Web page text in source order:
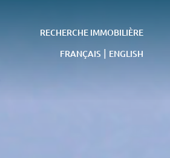
RECHERCHE IMMOBILIÈRE
FRANÇAIS | ENGLISH